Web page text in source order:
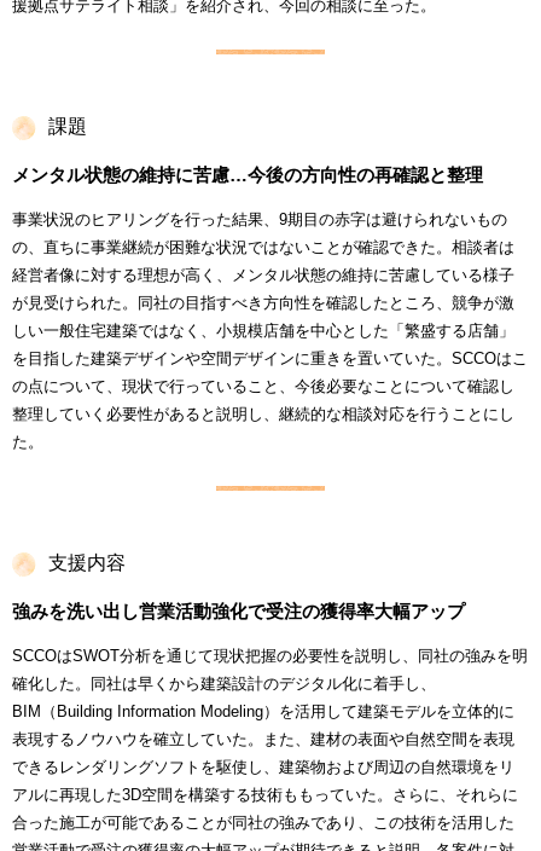
援拠点サテライト相談」を紹介され、今回の相談に至った。
課題
メンタル状態の維持に苦慮…今後の方向性の再確認と整理
事業状況のヒアリングを行った結果、9期目の赤字は避けられないもの
の、直ちに事業継続が困難な状況ではないことが確認できた。相談者は
経営者像に対する理想が高く、メンタル状態の維持に苦慮している様子
が見受けられた。同社の目指すべき方向性を確認したところ、競争が激
しい一般住宅建築ではなく、小規模店舗を中心とした「繁盛する店舗」
を目指した建築デザインや空間デザインに重きを置いていた。SCCOはこ
の点について、現状で行っていること、今後必要なことについて確認し
整理していく必要性があると説明し、継続的な相談対応を行うことにし
た。
支援内容
強みを洗い出し営業活動強化で受注の獲得率大幅アップ
SCCOはSWOT分析を通じて現状把握の必要性を説明し、同社の強みを明
確化した。同社は早くから建築設計のデジタル化に着手し、
BIM（Building Information Modeling）を活用して建築モデルを立体的に
表現するノウハウを確立していた。また、建材の表面や自然空間を表現
できるレンダリングソフトを駆使し、建築物および周辺の自然環境をリ
アルに再現した3D空間を構築する技術ももっていた。さらに、それらに
合った施工が可能であることが同社の強みであり、この技術を活用した